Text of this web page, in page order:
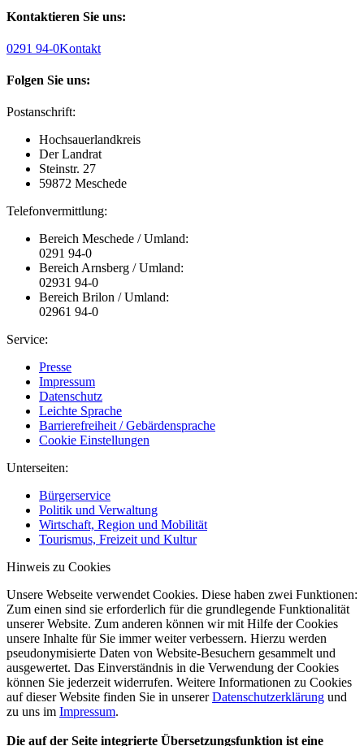
Kontaktieren Sie uns:
0291 94-0Kontakt
Folgen Sie uns:
Postanschrift:
Hochsauerlandkreis
Der Landrat
Steinstr. 27
59872 Meschede
Telefonvermittlung:
Bereich Meschede / Umland:
0291 94-0
Bereich Arnsberg / Umland:
02931 94-0
Bereich Brilon / Umland:
02961 94-0
Service:
Presse
Impressum
Datenschutz
Leichte Sprache
Barrierefreiheit / Gebärdensprache
Cookie Einstellungen
Unterseiten:
Bürgerservice
Politik und Verwaltung
Wirtschaft, Region und Mobilität
Tourismus, Freizeit und Kultur
Hinweis zu Cookies
Unsere Webseite verwendet Cookies. Diese haben zwei Funktionen:
Zum einen sind sie erforderlich für die grundlegende Funktionalität
unserer Website. Zum anderen können wir mit Hilfe der Cookies
unsere Inhalte für Sie immer weiter verbessern. Hierzu werden
pseudonymisierte Daten von Website-Besuchern gesammelt und
ausgewertet. Das Einverständnis in die Verwendung der Cookies
können Sie jederzeit widerrufen. Weitere Informationen zu Cookies
auf dieser Website finden Sie in unsererDatenschutzerklärung und
zu uns im Impressum.
Die auf der Seite integrierte Übersetzungsfunktion ist eine